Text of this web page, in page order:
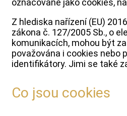
označované jako cookies,
Z hlediska nařízení (EU)
zákona č. 127/2005 Sb., o
komunikacích, mohou být
považována i cookies nebo
identifikátory. Jimi se také
Co jsou cookies